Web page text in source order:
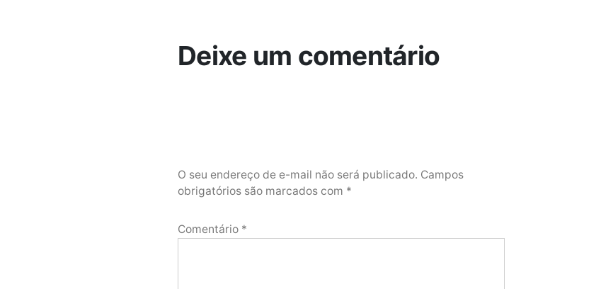
Deixe um comentário
O seu endereço de e-mail não será publicado. Campos
obrigatórios são marcados com *
Comentário *